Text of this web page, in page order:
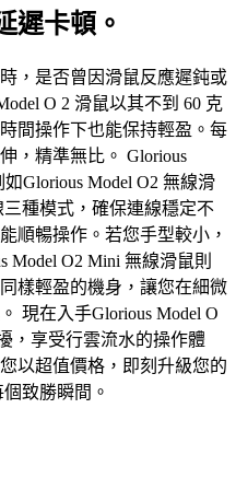
遲卡頓。
，是否曾因滑鼠反應遲鈍或
O 2 滑鼠以其不到 60 克
間操作下也能保持輕盈。每
，精準無比。 Glorious
Glorious Model O2 無線滑
種模式，確保連線穩定不
順暢操作。若您手型較小，
Model O2 Mini 無線滑鼠則
樣輕盈的機身，讓您在細微
現在入手Glorious Model O
，享受行雲流水的操作體
以超值價格，即刻升級您的
致勝瞬間。